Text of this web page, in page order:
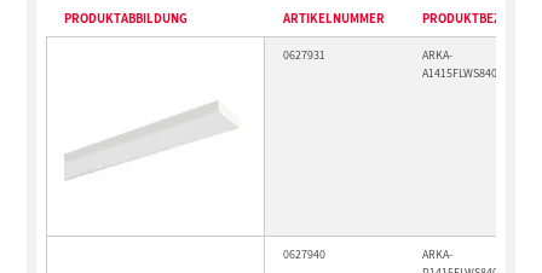
PRODUKTABBILDUNG ARTIKELNUMMER
0627931
ARKA-
0627940
ARKA-